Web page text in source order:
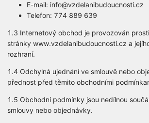
E-mail: info@vzdelanibudoucnosti.cz
Telefon: 774 889 639
1.3 Internetový obchod je provozován
stránky www.vzdelanibudoucnosti.cz a
rozhraní.
1.4 Odchylná ujednání ve smlouvě nebo
přednost před těmito obchodními
1.5 Obchodní podmínky jsou nedílnou
smlouvy nebo objednávky.